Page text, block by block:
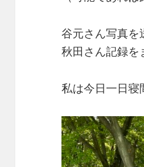
谷元さん写真を
秋田さん記録を
私は今日一日寝